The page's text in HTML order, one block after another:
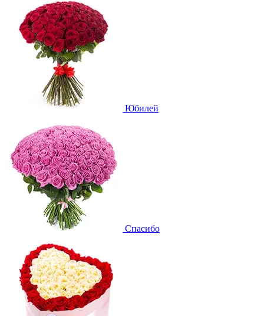
Юбилей
Спасибо